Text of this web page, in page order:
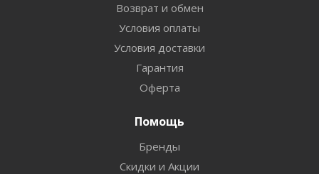
Возврат и обмен
Условия оплаты
Условия доставки
Гарантия
Оферта
Помощь
Бренды
Скидки и Акции